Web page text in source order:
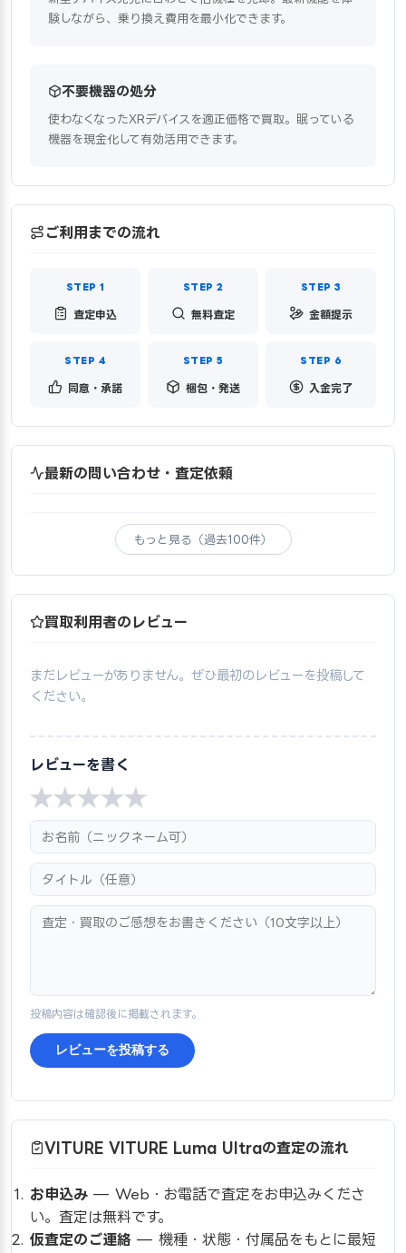
験しながら、乗り換え費用を最小化できます。
不要機器の処分
使わなくなったXRデバイスを適正価格で買取。眠っている
機器を現金化して有効活用できます。
ご利用までの流れ
査定申込 無料査定 金額提示
同意・承諾 梱包・発送 入金完了
最新の問い合わせ・査定依頼
もっと見る（過去100件）
買取利用者のレビュー
まだレビューがありません。ぜひ最初のレビューを投稿して
ください。
レビューを書く
★
★
★
★
★
投稿内容は確認後に掲載されます。
レビューを投稿する
VITURE VITURE Luma Ultraの査定の流れ
お申込み — Web・お電話で査定をお申込みくださ
い。査定は無料です。
仮査定のご連絡 — 機種・状態・付属品をもとに最短